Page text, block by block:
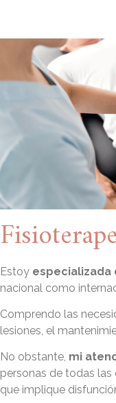
Estoy especializada
nacional como
Comprendo las
lesiones, el
No obstante, mi
personas de todas
que implique